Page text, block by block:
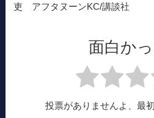
吏 アフタヌーンKC/講談社
面白か
投票がありませんよ、最